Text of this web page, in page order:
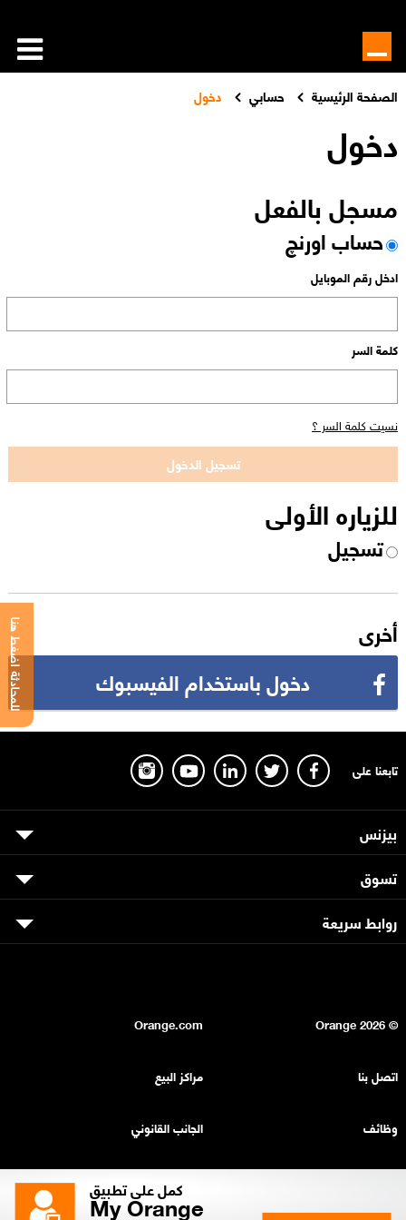
كمل على تطبيق
My Orange
الصفحة الرئيسية حسابي دخول
دخول
مسجل بالفعل
حساب اورنچ
ادخل رقم الموبايل
كلمة السر
نسيت كلمة السر ؟
للزياره الأولى
تسجيل
أخرى
دخول باستخدام الفيسبوك
للمحادثة اضغط هنا
تابعنا على
بيزنس
تسوق
روابط سريعة
© Orange
2026
Orange.com
اتصل بنا مراكز البيع
وظائف الجانب القانوني